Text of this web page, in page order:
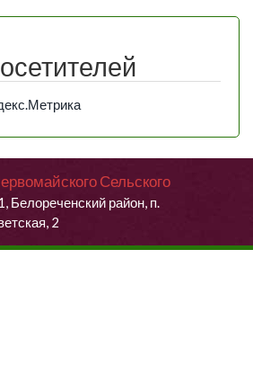
Сельского
Белореченский район, п.
2